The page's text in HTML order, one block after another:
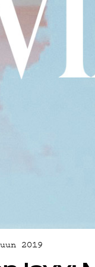
2019